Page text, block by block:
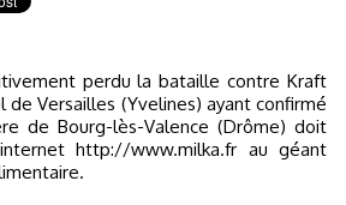
de Versailles (Yvelines) ayant confirmé
de Bourg-lès-Valence (Drôme) doit
http://www.milka.fr au géant